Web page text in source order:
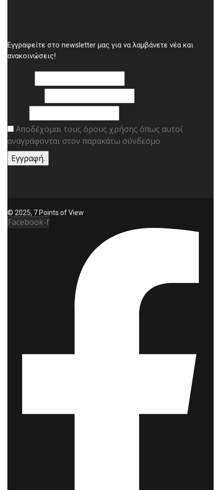
Εγγραφείτε στο newsletter μας για να λαμβάνετε νέα και
ανακοινώσεις!
Αποδέχομαι τους όρους χρήσης όπως αυτοί
αναγράφονται στον παρακάτω σύνδεσμο
© 2025, 7 Points of View
Facebook-f